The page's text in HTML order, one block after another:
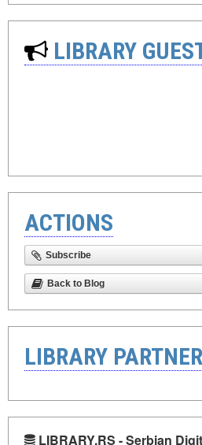
LIBRARY
ACTIONS
Subscribe
Back to Blog
LIBRARY
LIBRARY.RS - Serbian